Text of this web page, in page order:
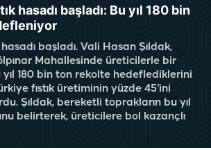
hasadı başladı: Bu yıl 180 bin
başladı. Vali Hasan Şıldak,
Mahallesinde üreticilerle bir
180 bin ton rekolte hedeflediklerini
fıstık üretiminin yüzde 45’ini
Şıldak, bereketli toprakların bu yıl
belirterek, üreticilere bol kazançlı